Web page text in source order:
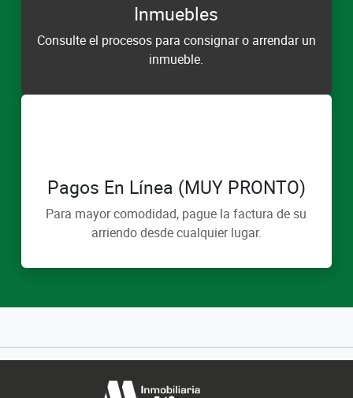
Inmuebles
Consulte el procesos para consignar o arrendar un
inmueble.
Pagos En Línea (MUY PRONTO)
Para mayor comodidad, pague la factura de su
arriendo desde cualquier lugar.